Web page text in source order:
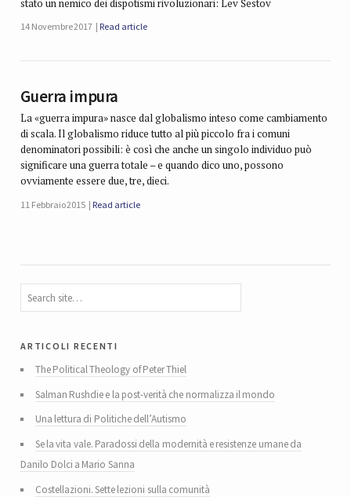
stato un nemico dei dispotismi rivoluzionari: Lev Šestov
14 Novembre 2017 Read article
Guerra impura
La «guerra impura» nasce dal globalismo inteso come cambiamento
di scala. Il globalismo riduce tutto al più piccolo fra i comuni
denominatori possibili: è così che anche un singolo individuo può
significare una guerra totale – e quando dico uno, possono
ovviamente essere due, tre, dieci.
11 Febbraio 2015 Read article
articoli recenti
The Political Theology of Peter Thiel
Salman Rushdie e la post-verità che normalizza il mondo
Una lettura di Politiche dell’Autismo
Se la vita vale. Paradossi della modernità e resistenze umane da
Danilo Dolci a Mario Sanna
Costellazioni. Sette lezioni sulla comunità